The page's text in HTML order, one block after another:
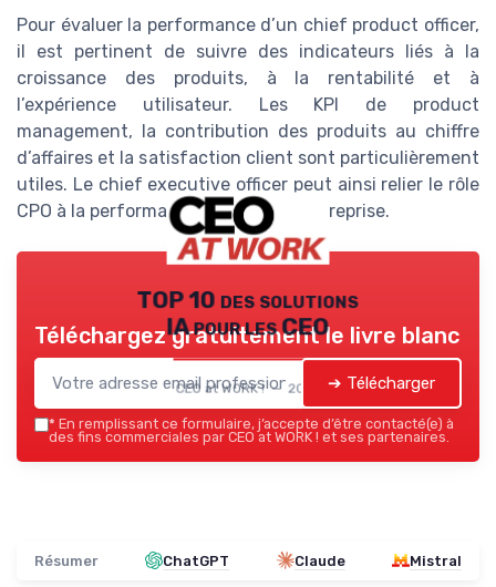
Pour évaluer la performance d’un chief product officer,
il est pertinent de suivre des indicateurs liés à la
croissance des produits, à la rentabilité et à
l’expérience utilisateur. Les KPI de product
management, la contribution des produits au chiffre
d’affaires et la satisfaction client sont particulièrement
utiles. Le chief executive officer peut ainsi relier le rôle
CPO à la performance globale de l’entreprise.
TOP 10 des solutions
IA pour les CEO
CEO at WORK ! — 2026
Téléchargez gratuitement le livre blanc
➔ Télécharger
* En remplissant ce formulaire, j’accepte d’être contacté(e) à
des fins commerciales par CEO at WORK ! et ses partenaires.
Résumer ChatGPT Claude Mistral